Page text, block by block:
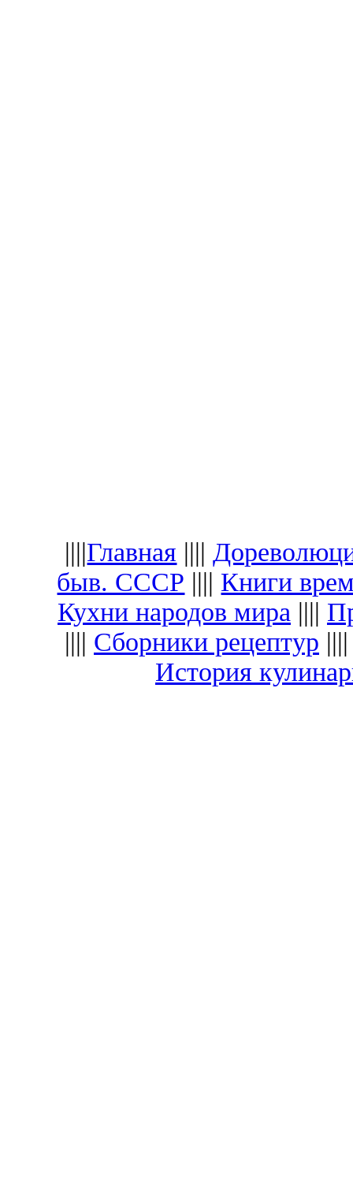
||||Главная ||||
быв. СССР |||| Книги
Кухни народов мира ||||
|||| Сборники рецептур
История